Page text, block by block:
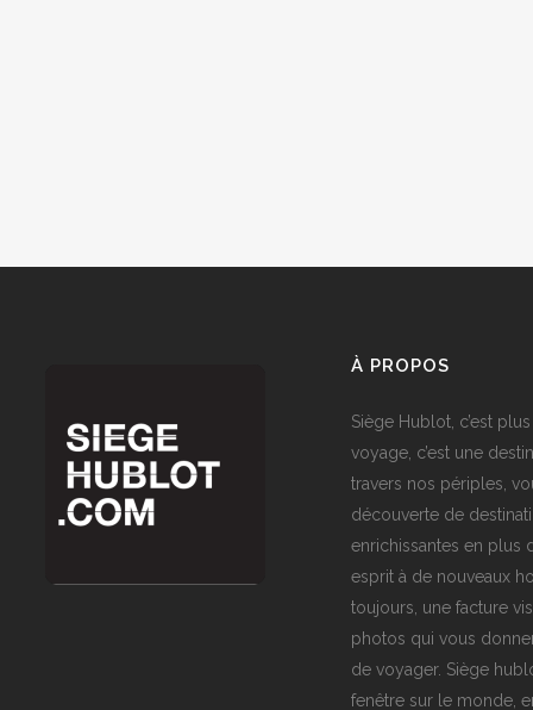
À PROPOS
Siège Hublot, c’est
voyage, c’est une
travers nos périples,
découverte de
enrichissantes en plus
esprit à de nouveaux
toujours, une facture
photos qui vous
de voyager. Siège
fenêtre sur le monde,